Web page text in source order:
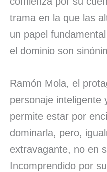
trama en la que las
un papel
el dominio son
Ramón Mola, el
personaje inteligente
permite estar por
dominarla, pero,
extravagante, no en
Incomprendido por